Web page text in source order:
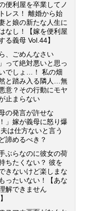
便利屋を卒業してノ
レス！ 離婚から始
と娘の新たな人生に
なし！【嫁を便利屋
る義母 Vol.44】
ら、ごめんなさい
って絶対悪いと思っ
でしょ…！ 私の畑
と踏み入る隣人…無
意？その行動にモヤ
止まらない
母の発言が許せな
」嫁が義母に怒り爆
は仕方ないと言う
諦めるべき？
ぶらなのに彼女の荷
ちたくない？ 彼を
きないけど楽しまな
ったいない！【あな
解できません